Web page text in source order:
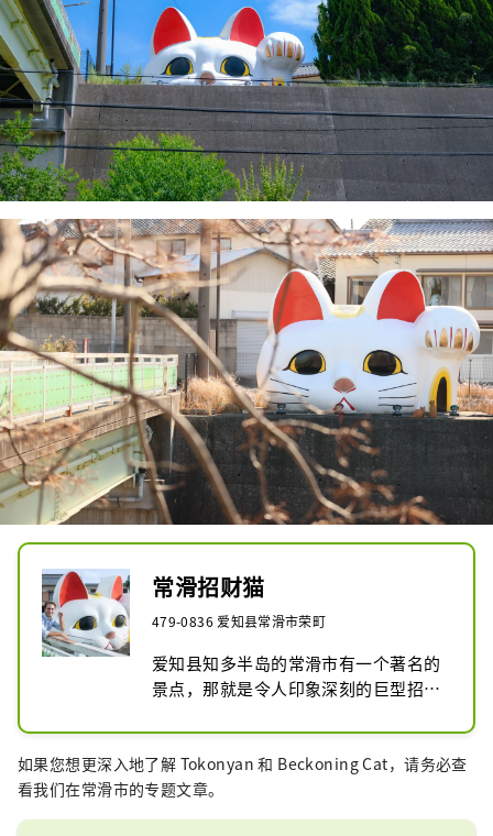
常滑旅游信息中心不仅是提供信息，更
是连接当地人和游客的“互动平台”，
致力于丰富游客的旅行体验。欢迎您前
来，深入了解常滑的魅力。
常滑招财猫
479-0836 爱知县常滑市荣町
爱知县知多半岛的常滑市有一个著名的
景点，那就是令人印象深刻的巨型招财
客提供的路标。
这只猫高3.8米，宽6.3米，从墙顶探出
脑袋，非常显眼。
如果您来到爱知县的知多半岛，千万不
如果您想更深入地了解 Tokonyan 和 Beckoning Cat，请务必查
看我们在常滑市的专题文章。